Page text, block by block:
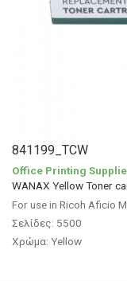
841199_TCW
Office Printing
WANAX Yellow Toner
For use in Ricoh Aficio
Σελίδες: 5500
Χρώμα: Yellow